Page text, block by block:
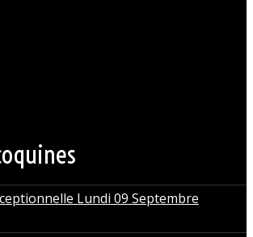
Lundi 09 Septembre